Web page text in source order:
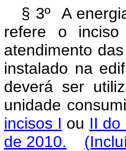
§ 3º A
refere o
atendimento
instalado na
deverá ser
unidade
incisos I ou II do
de 2010.